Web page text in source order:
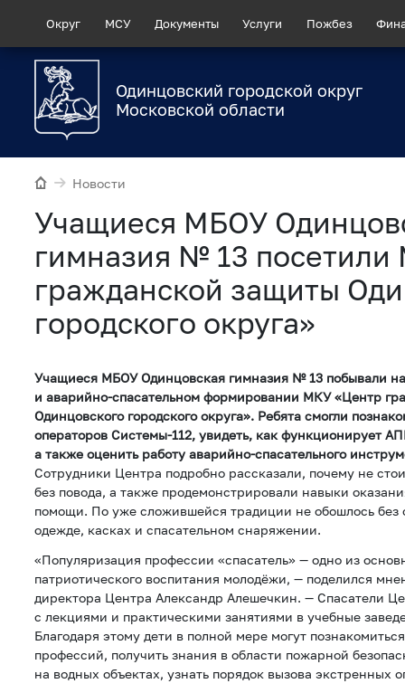
Округ МСУ Документы Услуги Пожбез
Одинцовский городской округ
Московской области
Новости
Учащиеся МБОУ
гимназия № 13
гражданской защиты
городского округа»
Учащиеся МБОУ Одинцовская гимназия № 13 побывали
и аварийно-спасательном формировании МКУ «Центр
Одинцовского городского округа». Ребята смогли
операторов Системы-112, увидеть, как функционирует
а также оценить работу аварийно-спасательного
Сотрудники Центра подробно рассказали, почему не
без повода, а также продемонстрировали навыки
помощи. По уже сложившейся традиции не обошлось без
одежде, касках и спасательном снаряжении.
«Популяризация профессии «спасатель» — одно из
патриотического воспитания молодёжи, — поделился
директора Центра Александр Алешечкин. — Спасатели
с лекциями и практическими занятиями в учебные
Благодаря этому дети в полной мере могут
профессий, получить знания в области пожарной
на водных объектах, узнать порядок вызова экстренных